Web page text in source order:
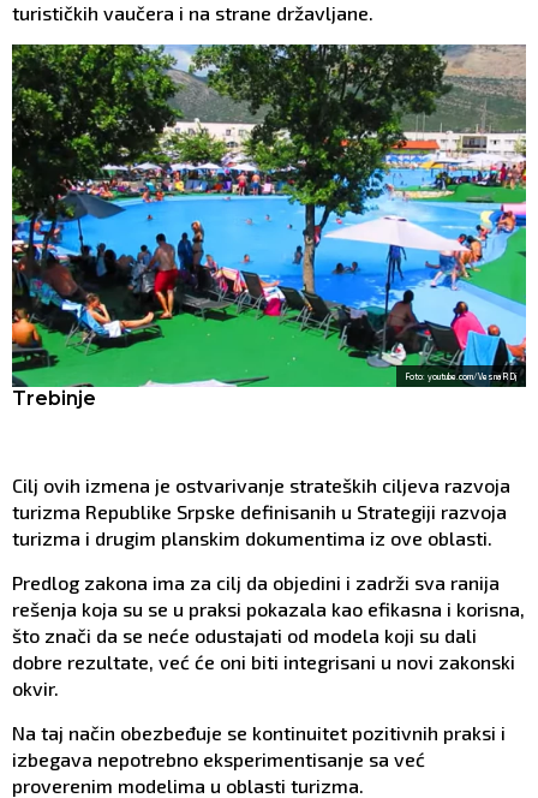
turističkih vaučera i na strane državljane.
Foto: youtube.com/Vesna R Dj
Trebinje
Cilj ovih izmena je ostvarivanje strateških ciljeva razvoja
turizma Republike Srpske definisanih u Strategiji razvoja
turizma i drugim planskim dokumentima iz ove oblasti.
Predlog zakona ima za cilj da objedini i zadrži sva ranija
rešenja koja su se u praksi pokazala kao efikasna i korisna,
što znači da se neće odustajati od modela koji su dali
dobre rezultate, već će oni biti integrisani u novi zakonski
okvir.
Na taj način obezbeđuje se kontinuitet pozitivnih praksi i
izbegava nepotrebno eksperimentisanje sa već
proverenim modelima u oblasti turizma.